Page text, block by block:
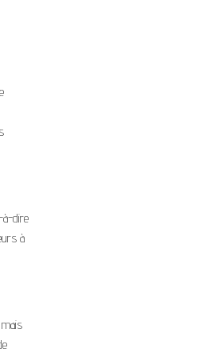
à-dire
à